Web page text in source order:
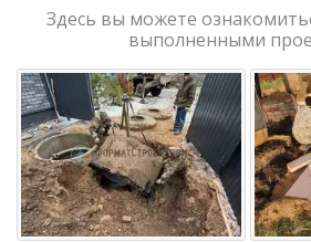
Здесь вы можете
выполненными